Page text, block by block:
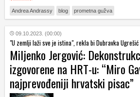
Andrea Andrassy blog prometna gužva
09.10.2023. (00:00)
"U zemlji laži sve je istina", rekla bi Dubravka Ugrešić
Miljenko Jergović:
izgovorene na HRT-u: “Miro
najprevođeniji hrvatski pisac”